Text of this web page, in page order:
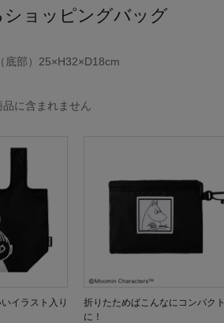
ショッピングバッグ
底部）25×H32×D18cm
に含まれません
イラスト入り
折りたためばこんなにコンパクト
に！